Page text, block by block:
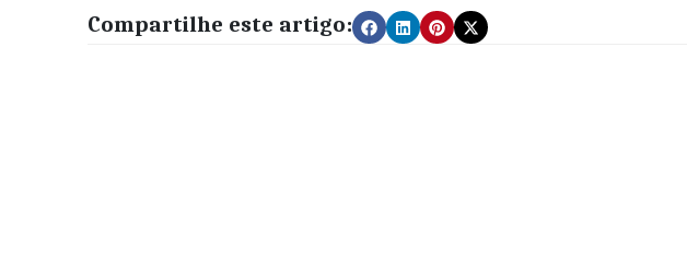
Compartilhe este artigo: